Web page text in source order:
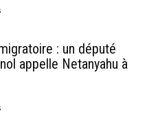
: un député
appelle Netanyahu à